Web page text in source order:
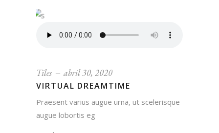
Tiles abril 30, 2020
VIRTUAL DREAMTIME
Praesent varius augue urna, ut scelerisque
augue lobortis eg